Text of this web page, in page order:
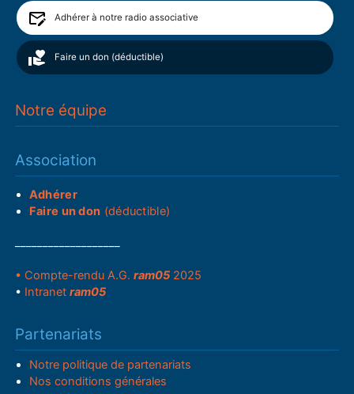
Adhérer à notre radio associative
Faire un don (déductible)
Notre équipe
Association
Adhérer
Faire un don (déductible)
• Compte-rendu A.G.ram05 2025
• Intranetram05
Partenariats
Notre politique de partenariats
Nos conditions générales